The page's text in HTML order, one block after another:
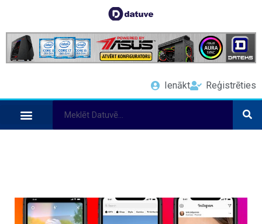
Ienākt Reģistrēties